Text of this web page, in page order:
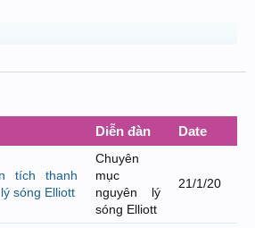
Diễn đàn Date
tích thanh
sóng Elliott
Chuyên
mục
nguyên lý
sóng Elliott
21/1/20